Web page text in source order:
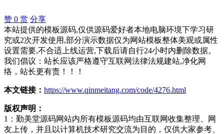
赞 0 赏 分享
本站提供的模板源码,仅供源码爱好者本地电脑环境下学习研
究或2次开发使用,部分演示数据仅为网站模板整体美观或属性
设置需要,不合适上线运营,下载后请自行24小时内删除数据。
我们倡议：站长应该严格遵守互联网法律法规建站,净化网
络，站长更有责！！！
本文链接： https://www.qinmeitang.com/code/4276.html
版权声明：
1：勤美堂源码网站内所有模板源码均由互联网收集整理、网
友上传，并且以计算机技术研究交流为目的，仅供大家参考、